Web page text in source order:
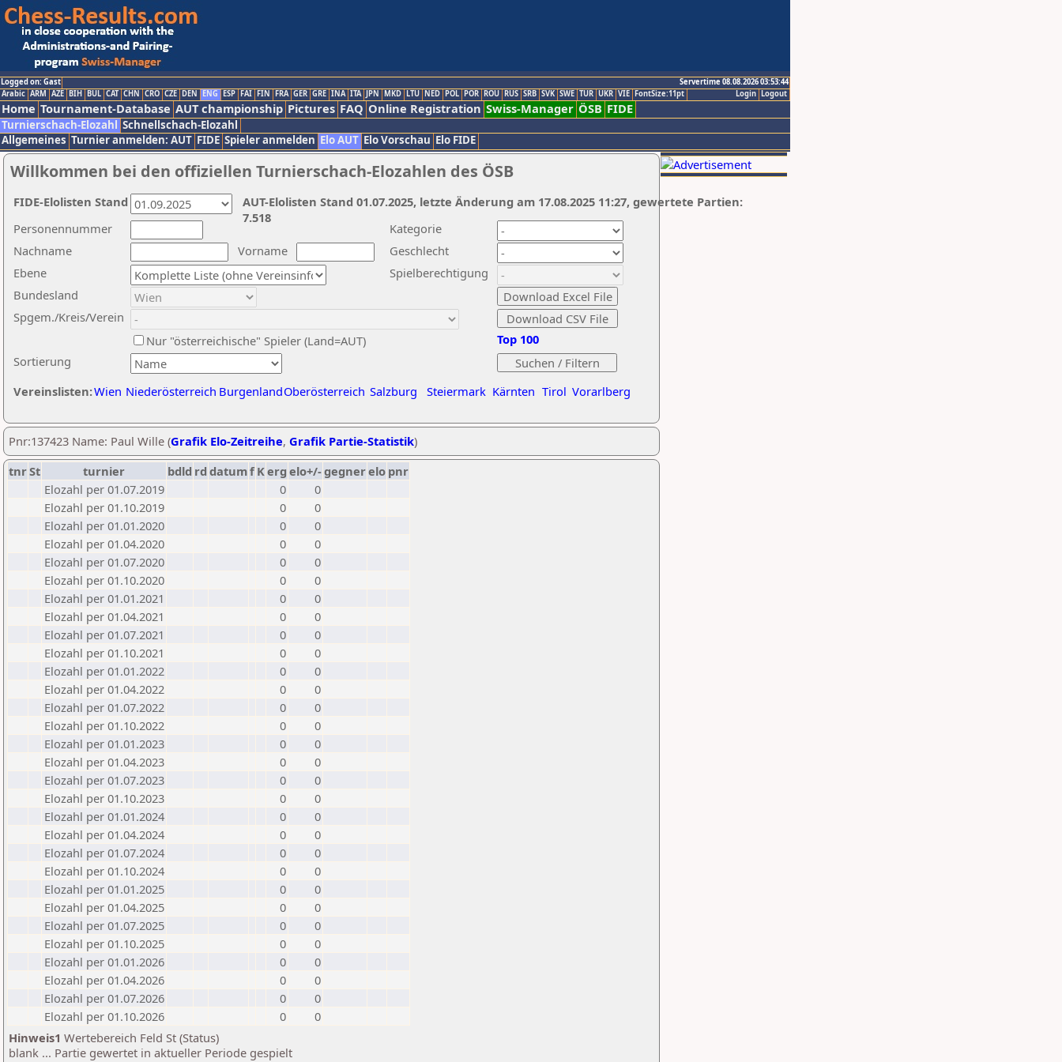
Logged on: Gast
Servertime 08.08.2026 03:53:44
Logout
Login
Arabic ARM AZE BIH BUL CAT CHN CRO CZE DEN ENG ESP FAI FIN FRA GER GRE INA ITA JPN MKD LTU NED POL POR ROU RUS SRB SVK SWE TUR UKR VIE FontSize:11pt
Home Tournament-Database AUT championship Pictures FAQ Online Registration Swiss-Manager ÖSB FIDE
Turnierschach-Elozahl Schnellschach-Elozahl
Allgemeines Turnier anmelden: AUT FIDE Spieler anmelden Elo AUT Elo Vorschau Elo FIDE
Willkommen bei den offiziellen Turnierschach-Elozahlen des ÖSB
Nachname
Vorname
Ebene
Kategorie
Sortierung
Personennummer
Bundesland
Spgem./Kreis/Verein
Geschlecht
Nur "österreichische" Spieler (Land=AUT)
Spielberechtigung
Vereinslisten:Wien Niederösterreich BurgenlandOberösterreich Salzburg Steiermark Kärnten Tirol Vorarlberg
Top 100
AUT-Elolisten Stand 01.07.2025, letzte Änderung am 17.08.2025 11:27, gewertete Partien:
7.518
FIDE-Elolisten Stand
Pnr:137423 Name: Paul Wille (Grafik Elo-Zeitreihe, Grafik Partie-Statistik)
tnrSt turnier bdld rd datumf Kerg elo+/-gegnerelo pnr
Elozahl per 01.07.2019
0
0
Elozahl per 01.10.2019
0
0
Elozahl per 01.01.2020
0
0
Elozahl per 01.04.2020
0
0
Elozahl per 01.07.2020
0
0
Elozahl per 01.10.2020
0
0
Elozahl per 01.01.2021
0
0
Elozahl per 01.04.2021
0
0
Elozahl per 01.07.2021
0
0
Elozahl per 01.10.2021
0
0
Elozahl per 01.01.2022
0
0
Elozahl per 01.04.2022
0
0
Elozahl per 01.07.2022
0
0
Elozahl per 01.10.2022
0
0
Elozahl per 01.01.2023
0
0
Elozahl per 01.04.2023
0
0
Elozahl per 01.07.2023
0
0
Elozahl per 01.10.2023
0
0
Elozahl per 01.01.2024
0
0
Elozahl per 01.04.2024
0
0
Elozahl per 01.07.2024
0
0
Elozahl per 01.10.2024
0
0
Elozahl per 01.01.2025
0
0
Elozahl per 01.04.2025
0
0
Elozahl per 01.07.2025
0
0
Elozahl per 01.10.2025
0
0
Elozahl per 01.01.2026
0
0
Elozahl per 01.04.2026
0
0
Elozahl per 01.07.2026
0
0
Elozahl per 01.10.2026
0
0
Hinweis1 Wertebereich Feld St (Status)
blank ... Partie gewertet in aktueller Periode gespielt